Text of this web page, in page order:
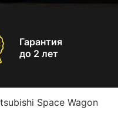
Гарантия
до 2 лет
Space Wagon